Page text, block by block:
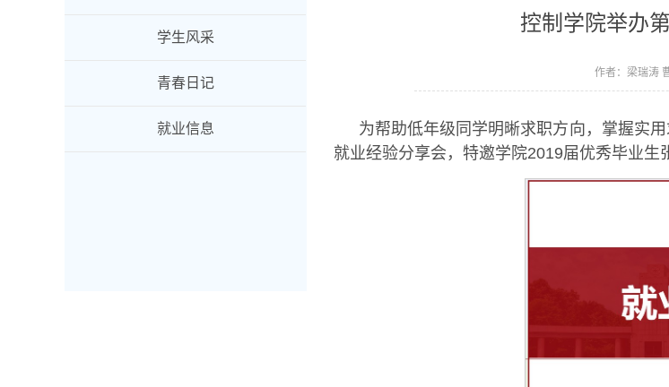
学生风采
青春日记
就业信息
控制学院举办
作者：梁瑞涛
为帮助低年级同学明晰求职方向，掌握实
就业经验分享会，特邀学院2019届优秀毕业生